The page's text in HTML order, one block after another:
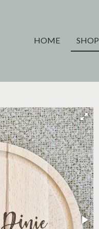
HOME SHOP